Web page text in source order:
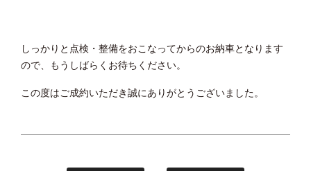
しっかりと点検・整備をおこなってからのお納車となります
ので、もうしばらくお待ちください。
この度はご成約いただき誠にありがとうございました。